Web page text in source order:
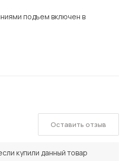
подъем включен в
купили данный товар
Оставить отзыв